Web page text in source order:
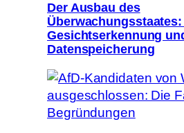
Der Ausbau des
Überwachungsstaates:
Gesichtserkennung
Datenspeicherung